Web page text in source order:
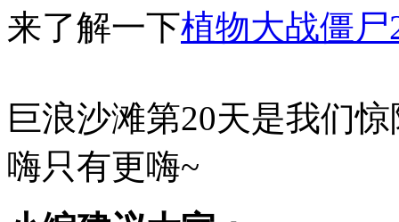
来了解一下植物大战僵尸
巨浪沙滩第20天是我们
嗨只有更嗨~